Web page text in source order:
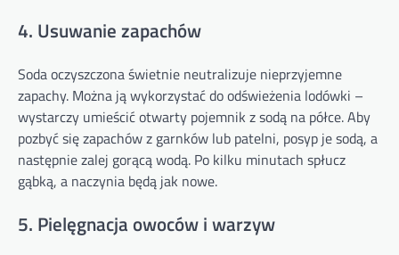
4. Usuwanie zapachów
Soda oczyszczona świetnie neutralizuje nieprzyjemne
zapachy. Można ją wykorzystać do odświeżenia lodówki –
wystarczy umieścić otwarty pojemnik z sodą na półce. Aby
pozbyć się zapachów z garnków lub patelni, posyp je sodą, a
następnie zalej gorącą wodą. Po kilku minutach spłucz
gąbką, a naczynia będą jak nowe.
5. Pielęgnacja owoców i warzyw